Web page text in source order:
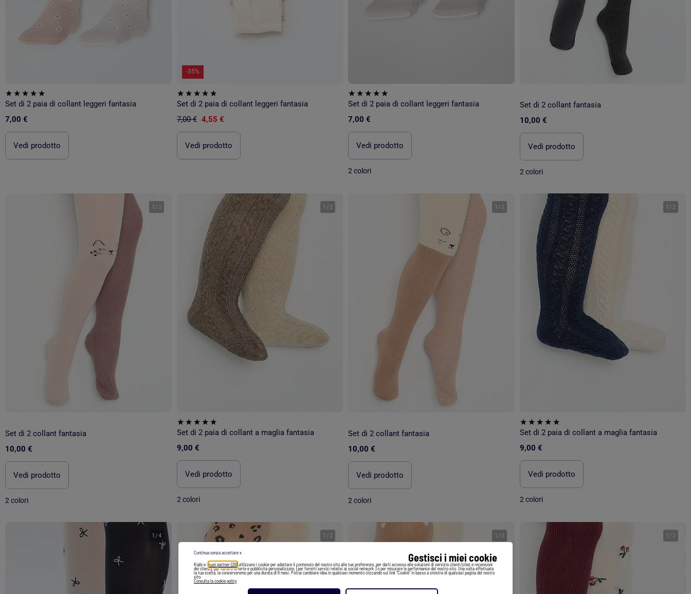
Gestisci i miei cookie
Kiabi e i suoi partner (29) utilizzano i cookie per adattare il contenuto del nostro sito alle tue preferenze, per darti accesso alle soluzioni di servizio clienti (chat e recensioni
dei clienti), per fornirti offerte e pubblicità personalizzate, [per fornirti servizi relativi ai social network ] o per misurare le performance del nostro sito. Una volta effettuata
la tua scelta, la conserveremo per una durata di 6 mesi. Potrai cambiare idea in qualsiasi momento cliccando sul link "Cookie" in basso a sinistra di qualsiasi pagina del nostro
sito.
Consulta la cookie policy
Continua senza accettare x
Set di 2 paia di collant leggeri fantasia
7,00 €
Vedi prodotto
-35%
Set di 2 paia di collant leggeri fantasia
7,00 € 4,55 €
Vedi prodotto
Set di 2 paia di collant leggeri fantasia
7,00 €
Vedi prodotto
2 colori
Set di 2 collant fantasia
10,00 €
Vedi prodotto
2 colori
1 / 2
Set di 2 collant fantasia
10,00 €
Vedi prodotto
2 colori
1 / 2
Set di 2 paia di collant a maglia fantasia
9,00 €
Vedi prodotto
2 colori
1 / 2
Set di 2 collant fantasia
10,00 €
Vedi prodotto
2 colori
1 / 2
Set di 2 paia di collant a maglia fantasia
9,00 €
Vedi prodotto
2 colori
1 /4 1 / 2 1 / 2 1 / 2